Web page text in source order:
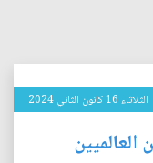
الثلاثاء 16 كانون الثاني 2024